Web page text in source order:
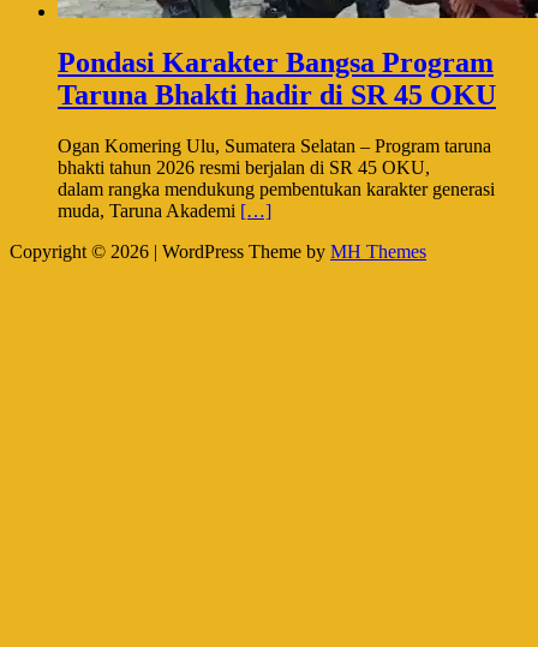
Pondasi Karakter Bangsa Program
Taruna Bhakti hadir di SR 45 OKU
Ogan Komering Ulu, Sumatera Selatan – Program taruna
bhakti tahun 2026 resmi berjalan di SR 45 OKU,
dalam rangka mendukung pembentukan karakter generasi
muda, Taruna Akademi […]
Copyright © 2026 | WordPress Theme by MH Themes